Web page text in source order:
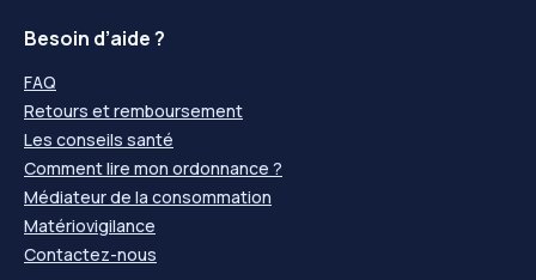
Besoin d’aide ?
FAQ
Retours et remboursement
Les conseils santé
Comment lire mon ordonnance ?
Médiateur de la consommation
Matériovigilance
Contactez-nous